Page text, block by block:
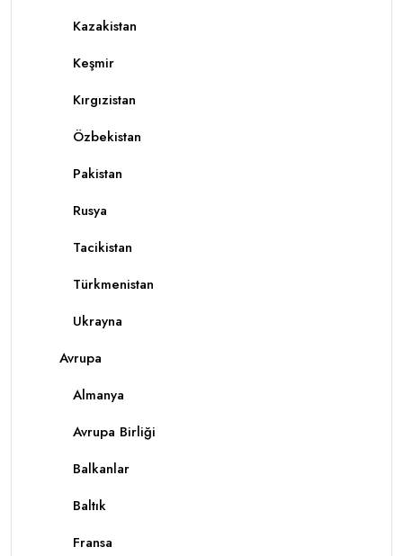
Kazakistan
Keşmir
Kırgızistan
Özbekistan
Pakistan
Rusya
Tacikistan
Türkmenistan
Ukrayna
Avrupa
Almanya
Avrupa Birliği
Balkanlar
Baltık
Fransa